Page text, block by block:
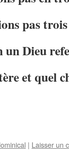
pas
un Dieu
et quel
| Laisser un